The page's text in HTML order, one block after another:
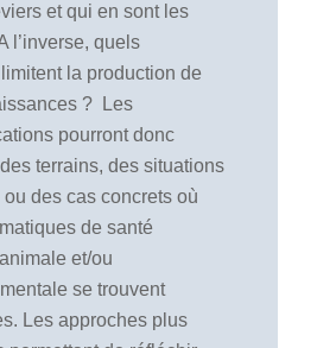
et qui en sont les
l’inverse, quels
la production de
?
Les
pourront donc
terrains, des situations
ou des cas concrets où
de santé
et/ou
se trouvent
Les approches plus